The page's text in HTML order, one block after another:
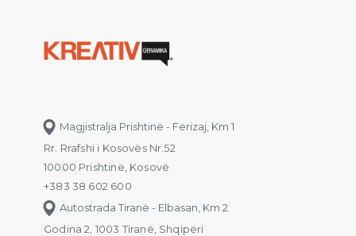
Magjistralja Prishtinë - Ferizaj, Km 1
Rr. Rrafshi i Kosovës Nr.52
10000 Prishtinë, Kosovë
+383 38 602 600
Autostrada Tiranë - Elbasan, Km 2
Godina 2, 1003 Tiranë, Shqipëri